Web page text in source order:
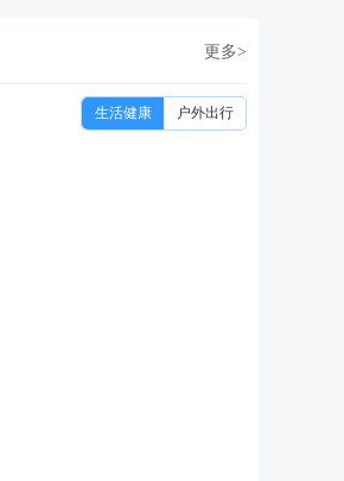
周一 周二
更多>
生活健康 户外出行